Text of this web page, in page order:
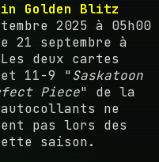
Golden Blitz
2025 à 05h00
21 septembre à
deux cartes
11-9 "Saskatoon
Piece" de la
ne
pas lors des
saison.